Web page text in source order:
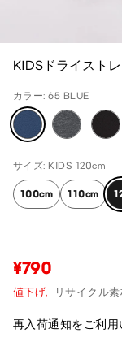
KIDSドライスト
カラー: 65 BLUE
サイズ: KIDS 120cm
100cm 110cm
¥790
値下げ, リサイクル
再入荷通知をご利